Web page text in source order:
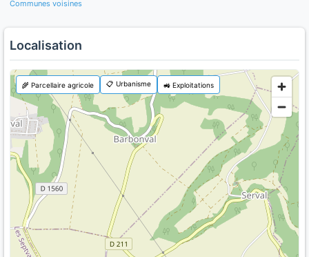
Communes voisines
Localisation
🌾 Parcellaire agricole 📋 Urbanisme 🚜 Exploitations